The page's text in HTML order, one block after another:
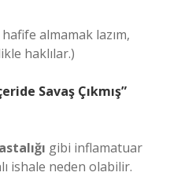
hafife almamak lazım,
haklılar.)
Savaş Çıkmış”
gibi inflamatuar
ishale neden olabilir.